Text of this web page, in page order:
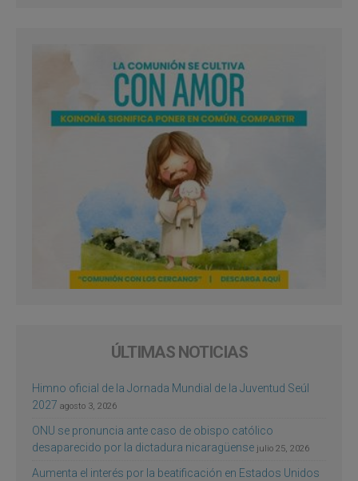
ÚLTIMAS NOTICIAS
Himno oficial de la Jornada Mundial de la Juventud Seúl
2027 agosto 3, 2026
ONU se pronuncia ante caso de obispo católico
desaparecido por la dictadura nicaragüense julio 25, 2026
Aumenta el interés por la beatificación en Estados Unidos